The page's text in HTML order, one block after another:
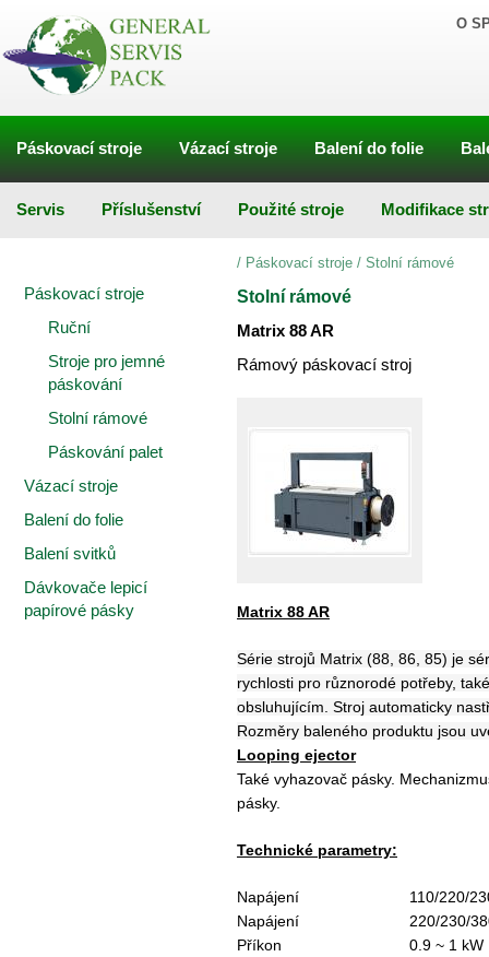
O
Páskovací stroje Vázací stroje Balení do folie
Servis Příslušenství Použité stroje Modifikace
Páskovací stroje
Ruční
Stroje pro jemné
páskování
Stolní rámové
Páskování palet
Vázací stroje
Balení do folie
Balení svitků
Dávkovače lepicí
papírové pásky
/ Páskovací stroje / Stolní rámové
Stolní rámové
Matrix 88 AR
Rámový páskovací stroj
Matrix 88 AR
Série strojů Matrix (88, 86, 85) je
rychlosti pro různorodé potřeby,
obsluhujícím. Stroj automaticky
Rozměry baleného produktu jsou
Looping ejector
Také vyhazovač pásky.
pásky.
Technické parametry:
Napájení
110/220/
Napájení
220/230/
Příkon
0.9 ~ 1 kW